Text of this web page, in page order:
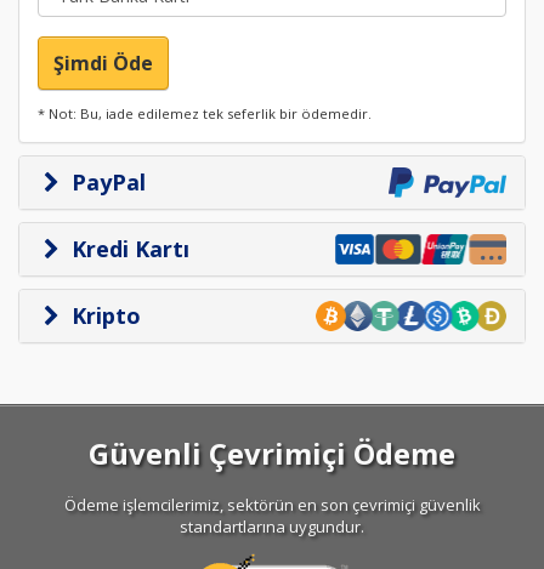
Şimdi Öde
* Not: Bu, iade edilemez tek seferlik bir ödemedir.
PayPal
Kredi Kartı
Kripto
Güvenli Çevrimiçi Ödeme
Ödeme işlemcilerimiz, sektörün en son çevrimiçi güvenlik
standartlarına uygundur.